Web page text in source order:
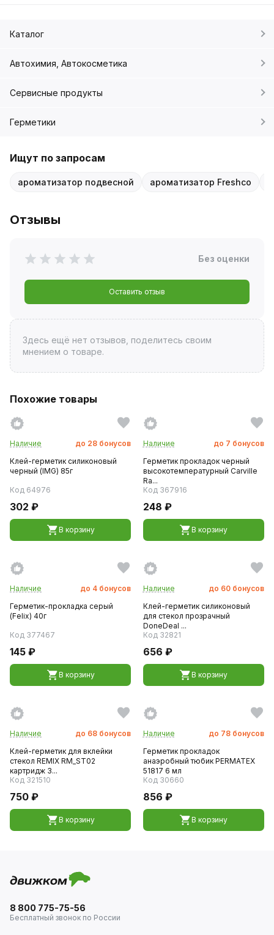
Каталог
Автохимия, Автокосметика
Сервисные продукты
Герметики
Ищут по запросам
ароматизатор подвесной ароматизатор Freshco
Отзывы
Без оценки
Оставить отзыв
Здесь ещё нет отзывов, поделитесь своим
мнением о товаре.
Похожие товары
Наличие до 28 бонусов
Клей-герметик силиконовый
черный (IMG) 85г
Код 64976
302 ₽
В корзину
Наличие до 7 бонусов
Герметик прокладок черный
высокотемпературный Carville
Ra...
Код 367916
248 ₽
В корзину
Наличие до 4 бонусов
Герметик-прокладка серый
(Felix) 40г
Код 377467
145 ₽
В корзину
Наличие до 60 бонусов
Клей-герметик силиконовый
для стекол прозрачный
DoneDeal ...
Код 32821
656 ₽
В корзину
Наличие до 68 бонусов
Клей-герметик для вклейки
стекол REMIX RM_ST02
картридж 3...
Код 321510
750 ₽
В корзину
Наличие до 78 бонусов
Герметик прокладок
анаэробный тюбик PERMATEX
51817 6 мл
Код 30660
856 ₽
В корзину
8 800 775-75-56
Бесплатный звонок по России